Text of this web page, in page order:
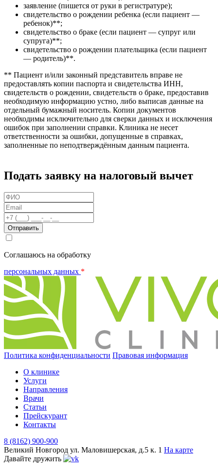
заявление (пишется от руки в регистратуре);
свидетельство о рождении ребенка (если пациент —
ребенок)**;
свидетельство о браке (если пациент — супруг или
супруга)**;
свидетельство о рождении плательщика (если пациент
— родитель)**.
** Пациент и/или законный представитель вправе не
предоставлять копии паспорта и свидетельства ИНН,
свидетельств о рождении, свидетельств о браке, предоставив
необходимую информацию устно, либо выписав данные на
отдельный бумажный носитель. Копии документов
необходимы исключительно для сверки данных и исключения
ошибок при заполнении справки. Клиника не несет
ответственности за ошибки, допущенные в справках,
заполненные по неподтверждённым данным пациента.
Подать заявку на налоговый вычет
ФИО
Email
Телефон
Соглашаюсь на обработку
персональных данных *
Политика конфиденциальности Правовая информация
О клинике
Услуги
Направления
Врачи
Статьи
Прейскурант
Контакты
8 (8162) 900-900
Великий Новгород ул. Маловишерская, д.5 к. 1 На карте
Давайте дружить